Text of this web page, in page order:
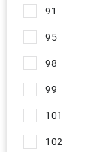
91
95
98
99
101
102